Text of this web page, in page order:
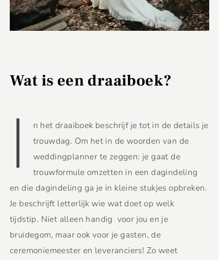
Wat is een draaiboek?
I
n het draaiboek beschrijf je tot in de details je
trouwdag. Om het in de woorden van de
weddingplanner te zeggen: je gaat de
trouwformule omzetten in een dagindeling
en die dagindeling ga je in kleine stukjes opbreken.
Je beschrijft letterlijk wie wat doet op welk
tijdstip. Niet alleen handig voor jou en je
bruidegom, maar ook voor je gasten, de
ceremoniemeester en leveranciers! Zo weet